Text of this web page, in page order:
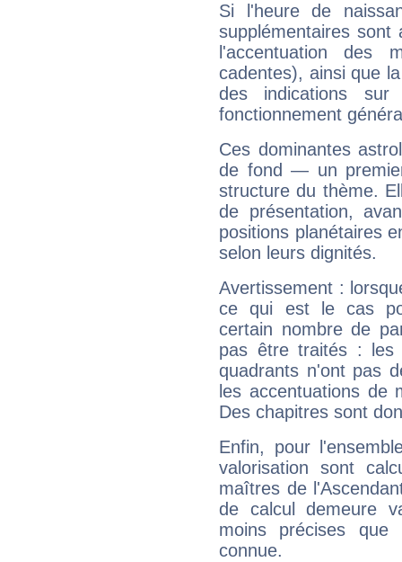
Si l'heure de
supplémentaires sont
l'accentuation des
cadentes), ainsi que
des indications sur
fonctionnement
Ces dominantes
de fond — un
structure du thème.
de présentation,
positions planétaires
selon leurs dignités.
Avertissement :
ce qui est le cas
certain nombre de
pas être traités : les
quadrants n'ont pas
les accentuations de
Des chapitres sont
Enfin, pour
valorisation sont
maîtres de
de calcul demeure
moins précises que
connue.